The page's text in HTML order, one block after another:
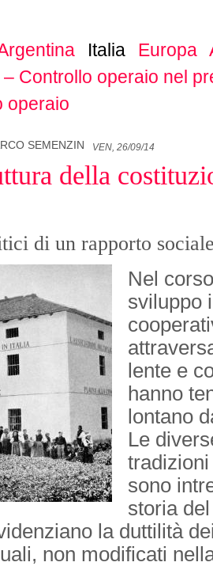
Italia Europa
Controllo operaio nel
operaio
SEMENZIN VEN, 26/09/14
della
di un rapporto
Nel
sviluppo
lente e
hanno
lontano
Le
sono
storia
la duttilità
non modificati